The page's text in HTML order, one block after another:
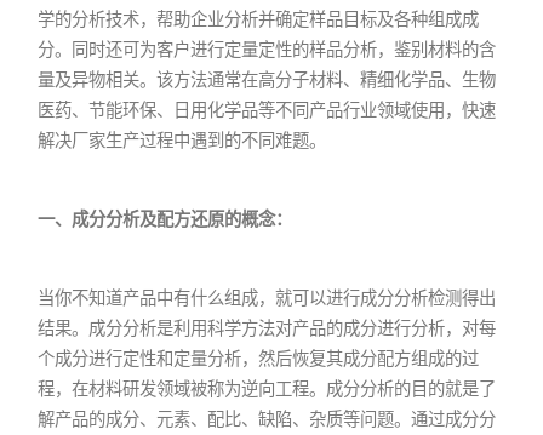
学的分析技术，帮助企业分析并确定样品目标及各种组成成
分。同时还可为客户进行定量定性的样品分析，鉴别材料的含
量及异物相关。该方法通常在高分子材料、精细化学品、生物
医药、节能环保、日用化学品等不同产品行业领域使用，快速
解决厂家生产过程中遇到的不同难题。
一、成分分析及配方还原的概念：
当你不知道产品中有什么组成，就可以进行成分分析检测得出
结果。成分分析是利用科学方法对产品的成分进行分析，对每
个成分进行定性和定量分析，然后恢复其成分配方组成的过
程，在材料研发领域被称为逆向工程。成分分析的目的就是了
解产品的成分、元素、配比、缺陷、杂质等问题。通过成分分